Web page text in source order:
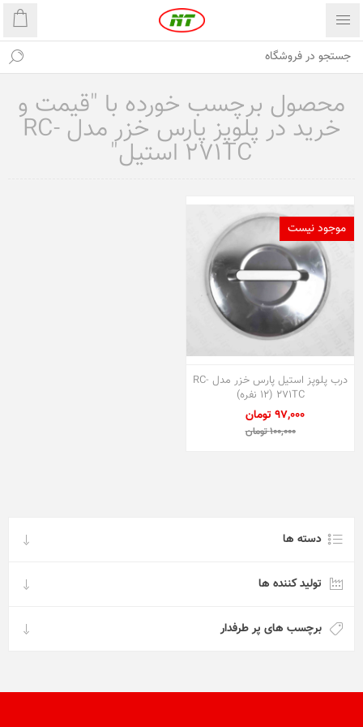
محصول برچسب خورده با "قیمت و
خرید در پلوپز پارس خزر مدل RC-
271TC استیل"
موجود نیست
درب پلوپز استیل پارس خزر مدل RC-
271TC (۱۲ نفره)
97,000 تومان
100,000 تومان
دسته ها
تولید کننده ها
برچسب های پر طرفدار